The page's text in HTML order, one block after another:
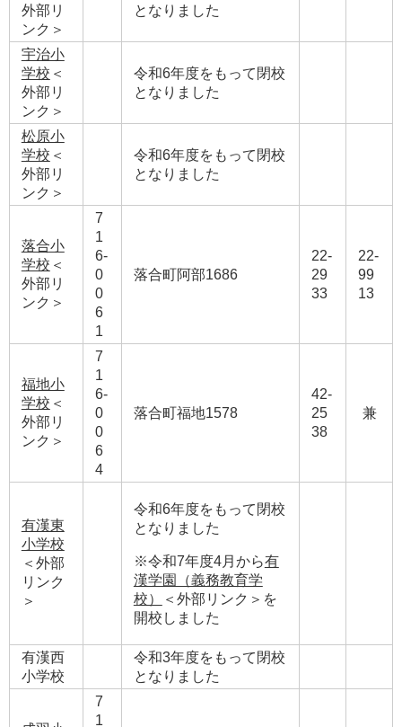
外部リ
ンク＞
となりました
宇治小
学校 ＜
外部リ
ンク＞
令和6年度をもって閉校
となりました
松原小
学校 ＜
外部リ
ンク＞
令和6年度をもって閉校
となりました
落合小
学校 ＜
外部リ
ンク＞
7
1
6-
0
0
6
1
落合町阿部1686
22-
29
33
22-
99
13
福地小
学校 ＜
外部リ
ンク＞
7
1
6-
0
0
6
4
落合町福地1578
42-
25
38
兼
有漢東
小学校
＜外部
リンク
＞
令和6年度をもって閉校
となりました
※令和7年度4月から有
漢学園（義務教育学
校）
＜外部リンク＞ を
開校しました
有漢西
小学校
令和3年度をもって閉校
となりました
7
1